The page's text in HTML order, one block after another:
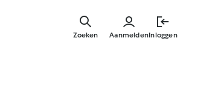
AanmeldenInloggen
Zoeken